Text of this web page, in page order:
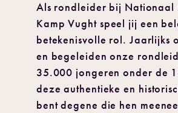
Als rondleider bij Nationaal
Kamp Vught speel jij een
betekenisvolle rol. Jaarlijks
en begeleiden onze
35.000 jongeren onder de
deze authentieke en
bent degene die hen